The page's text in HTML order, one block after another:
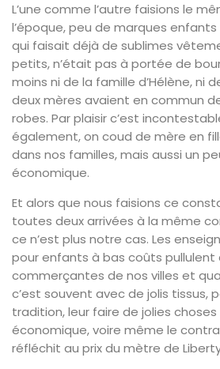
L’une comme l’autre faisions le
l’époque, peu de marques
qui faisait déjà de sublimes
petits, n’était pas à portée de
moins ni de la famille d’Hélène, ni
deux mères avaient en commun
robes. Par plaisir c’est
également, on coud de mère en
dans nos familles, mais aussi un
économique.
Et alors que nous faisions ce
toutes deux arrivées à la même
ce n’est plus notre cas. Les
pour enfants à bas coûts pullulent
commerçantes de nos villes et
c’est souvent avec de jolis tissus,
tradition, leur faire de jolies
économique, voire même le
réfléchit au prix du mètre de